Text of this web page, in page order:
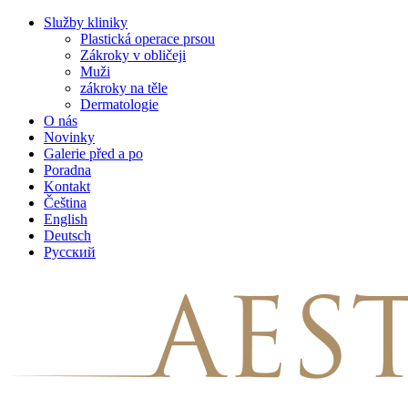
Skip
Služby kliniky
Plastická operace prsou
Zákroky v obličeji
Muži
zákroky na těle
Dermatologie
O nás
Novinky
Galerie před a po
Poradna
Kontakt
Čeština
English
Deutsch
Русский